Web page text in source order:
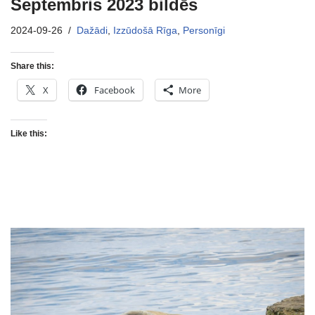
Septembris 2023 bildēs
2024-09-26 Dažādi, Izzūdošā Rīga, Personīgi
Share this:
X Facebook More
Like this: